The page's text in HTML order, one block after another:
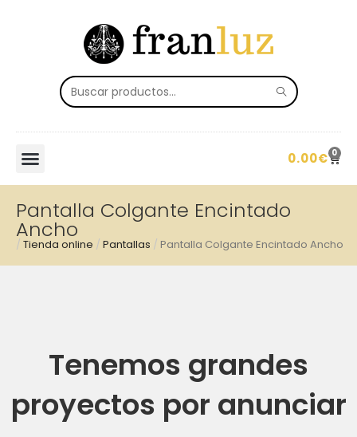
0.00€ 0
Pantalla Colgante Encintado
Ancho
/ Tienda online / Pantallas / Pantalla Colgante Encintado Ancho
Tenemos grandes
proyectos por anunciar